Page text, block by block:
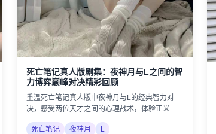
死亡笔记真人版剧集：夜神月与L之间的智
力博弈巅峰对决精彩回顾
重温死亡笔记真人版中夜神月与L的经典智力对
决，感受两位天才之间的心理战术，体验正义与
邪恶的较量。
死亡笔记
夜神月 L